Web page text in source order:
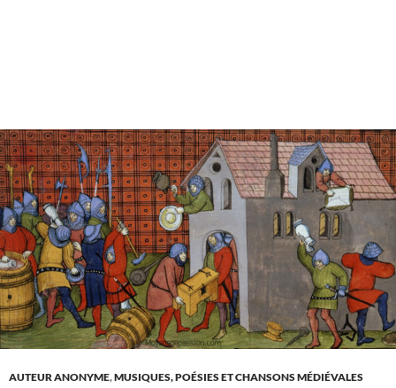
AUTEUR ANONYME,MUSIQUES, POÉSIES ET CHANSONS MÉDIÉVALES